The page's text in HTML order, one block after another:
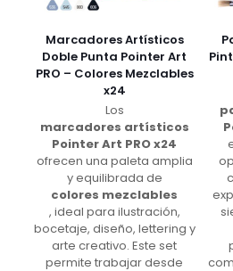
Marcadores Artísticos
Doble Punta Pointer Art
PRO – Colores Mezclables
x24
Los
marcadores artísticos
Pointer Art PRO x24
ofrecen una paleta amplia
y equilibrada de
colores mezclables
, ideal para ilustración,
bocetaje, diseño, lettering y
arte creativo. Este set
permite trabajar desde